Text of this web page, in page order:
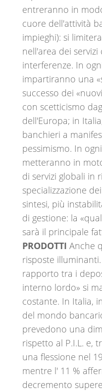
entreranno in
cuore dell'attività
impieghi): si
nell'area dei
interferenze. In
impartiranno una
successo dei
con scetticismo
dell'Europa; in
banchieri a
pessimismo. In
metteranno in
di servizi globali in
specializzazione
sintesi, più
di gestione: la
sarà il principale
PRODOTTI Anche
risposte
rapporto tra i
interno lordo» si
costante. In Italia,
del mondo
prevedono una
rispetto al P.I.L. e,
una flessione nel
mentre l' 11 %
decremento